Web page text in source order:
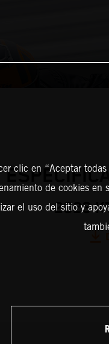
2023
clic en “Aceptar
de cookies en
el uso del sitio y